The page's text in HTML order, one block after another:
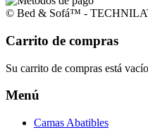
© Bed & Sofá™ -
Carrito de compras
Su carrito de compras está
Menú
Camas Abatibles